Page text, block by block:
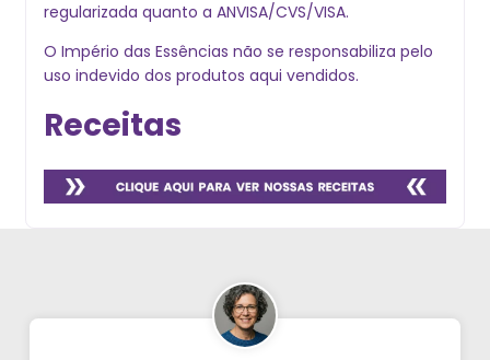
regularizada quanto a ANVISA/CVS/VISA.
O Império das Essências não se responsabiliza pelo
uso indevido dos produtos aqui vendidos.
Receitas